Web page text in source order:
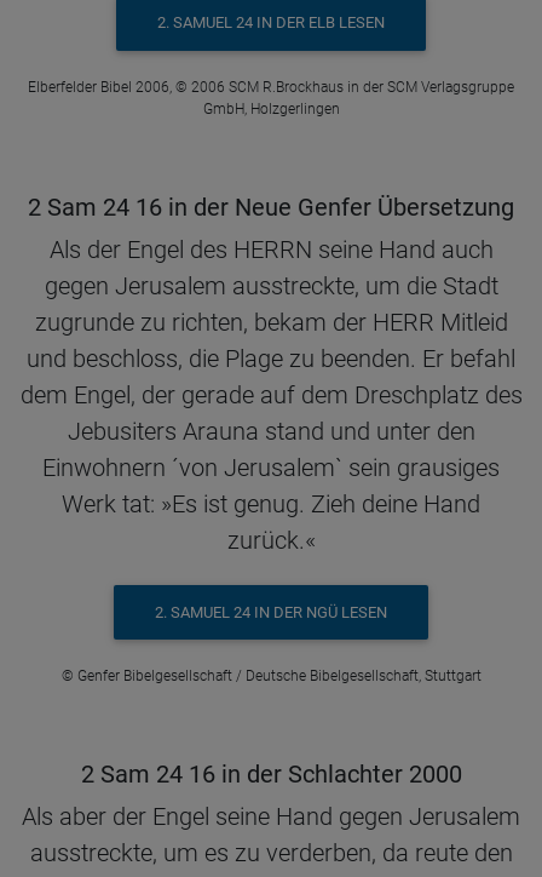
2. SAMUEL 24 IN DER ELB LESEN
Elberfelder Bibel 2006, © 2006 SCM R.Brockhaus in der SCM Verlagsgruppe
GmbH, Holzgerlingen
2 Sam 24 16 in der Neue Genfer Übersetzung
Als der Engel des HERRN seine Hand auch
gegen Jerusalem ausstreckte, um die Stadt
zugrunde zu richten, bekam der HERR Mitleid
und beschloss, die Plage zu beenden. Er befahl
dem Engel, der gerade auf dem Dreschplatz des
Jebusiters Arauna stand und unter den
Einwohnern ´von Jerusalem` sein grausiges
Werk tat: »Es ist genug. Zieh deine Hand
zurück.«
2. SAMUEL 24 IN DER NGÜ LESEN
© Genfer Bibelgesellschaft / Deutsche Bibelgesellschaft, Stuttgart
2 Sam 24 16 in der Schlachter 2000
Als aber der Engel seine Hand gegen Jerusalem
ausstreckte, um es zu verderben, da reute den